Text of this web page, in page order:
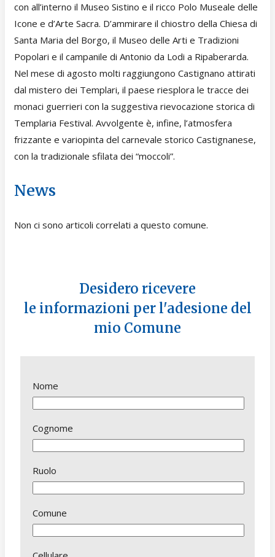
con all’interno il Museo Sistino e il ricco Polo Museale delle
Icone e d’Arte Sacra. D’ammirare il chiostro della Chiesa di
Santa Maria del Borgo, il Museo delle Arti e Tradizioni
Popolari e il campanile di Antonio da Lodi a Ripaberarda.
Nel mese di agosto molti raggiungono Castignano attirati
dal mistero dei Templari, il paese riesplora le tracce dei
monaci guerrieri con la suggestiva rievocazione storica di
Templaria Festival. Avvolgente è, infine, l’atmosfera
frizzante e variopinta del carnevale storico Castignanese,
con la tradizionale sfilata dei “moccoli”.
News
Non ci sono articoli correlati a questo comune.
Desidero ricevere
le informazioni per l'adesione del
mio Comune
Nome
Cognome
Ruolo
Comune